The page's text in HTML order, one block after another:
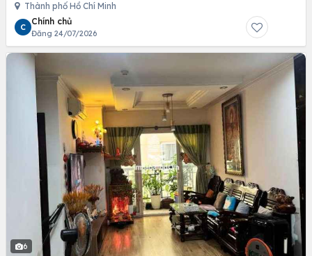
Thành phố Hồ Chí Minh
C
Chính chủ
Đăng 24/07/2026
6